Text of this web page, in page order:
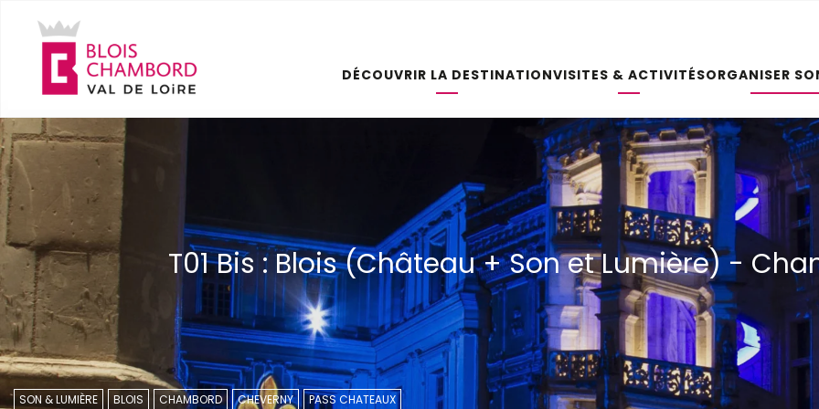
contenu
principal
DÉCOUVRIR LA DESTINATIONVISITES & ACTIVITÉSORGANISER
T01 Bis : Blois (Château + Son et Lumière) -
SON & LUMIÈRE BLOIS CHAMBORD CHEVERNY PASS CHATEAUX